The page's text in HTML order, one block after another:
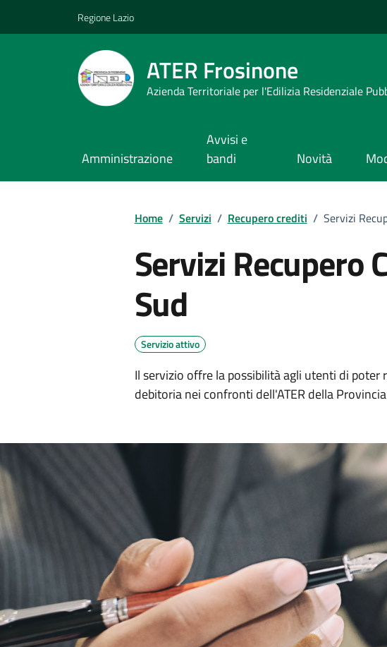
Regione Lazio
ATER Frosinone
Azienda Territoriale per l'Edilizia Residenziale
Amministrazione
Avvisi e
bandi
Novità
Home / Servizi / Recupero crediti / Servizi
Servizi Recupero
Sud
Servizio attivo
Il servizio offre la possibilità agli utenti di poter
debitoria nei confronti dell'ATER della